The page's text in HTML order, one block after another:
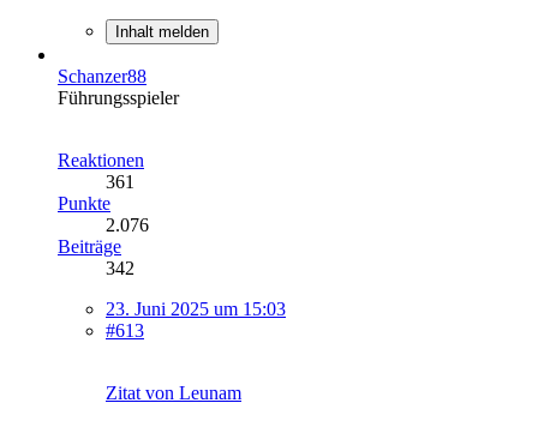
Inhalt melden
Schanzer88
Führungsspieler
Reaktionen
361
Punkte
2.076
Beiträge
342
23. Juni 2025 um 15:03
#613
Zitat von Leunam